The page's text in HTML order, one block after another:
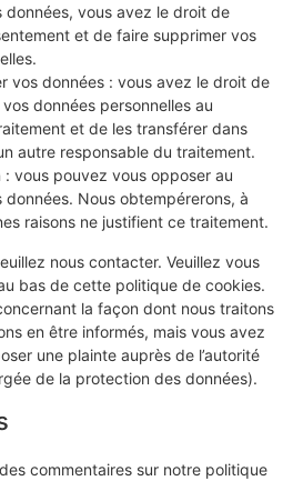
vous avez le droit de
et de faire supprimer vos
vos données : vous avez le droit de
données personnelles au
et de les transférer dans
autre responsable du traitement.
: vous pouvez vous opposer au
Nous obtempérerons, à
raisons ne justifient ce traitement.
nous contacter. Veuillez vous
bas de cette politique de cookies.
la façon dont nous traitons
en être informés, mais vous avez
une plainte auprès de l’autorité
de la protection des données).
commentaires sur notre politique